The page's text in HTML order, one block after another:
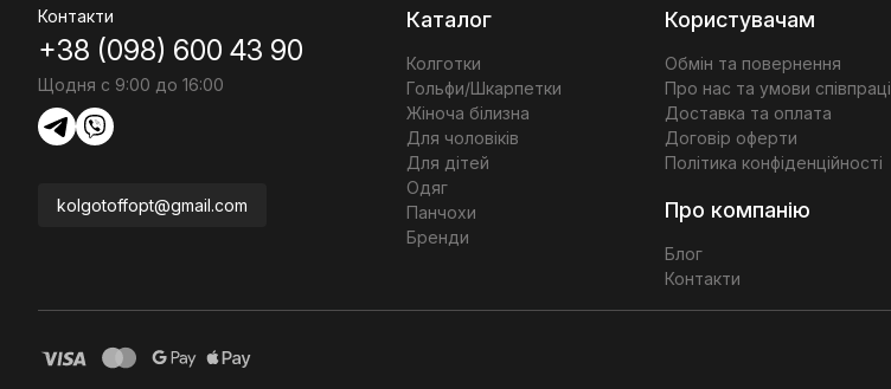
Контакти
+38 (098) 600 43 90
Щодня с 9:00 до 16:00
kolgotoffopt@gmail.com
Каталог
Колготки
Гольфи/Шкарпетки
Жіноча білизна
Для чоловіків
Для дітей
Одяг
Панчохи
Бренди
Користувачам
Обмін та повернення
Про нас та умови співпраці
Доставка та оплата
Договір оферти
Політика конфіденційності
Про компанію
Блог
Контакти